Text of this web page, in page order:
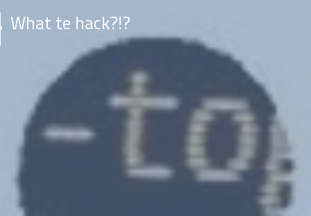
What te hack?!?